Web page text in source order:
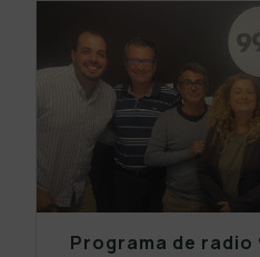
Programa de radio